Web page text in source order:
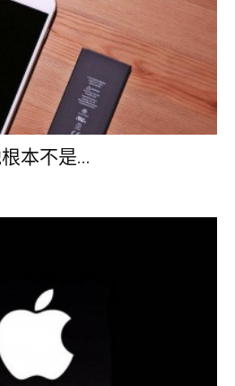
本不是...